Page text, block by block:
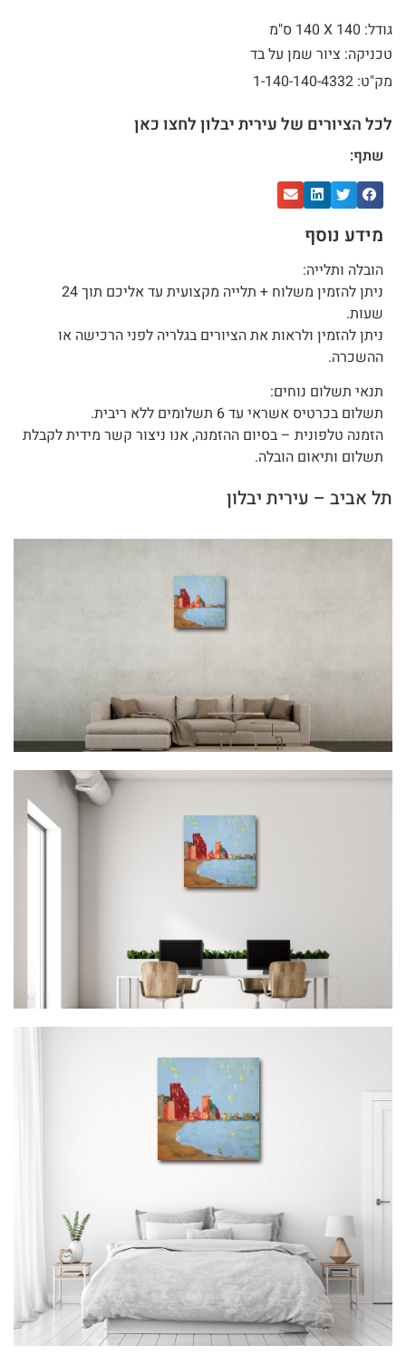
גודל: 140 X
140 ס"מ
טכניקה: ציור שמן על בד
מק"ט: 1-140-140-4332
לכל הציורים של עירית יבלון לחצו כאן
שתף:
מידע נוסף
הובלה ותלייה:
ניתן להזמין משלוח + תלייה מקצועית עד אליכם תוך 24
שעות.
ניתן להזמין ולראות את הציורים בגלריה לפני הרכישה או
ההשכרה.
תנאי תשלום נוחים:
תשלום בכרטיס אשראי עד 6 תשלומים ללא ריבית.
הזמנה טלפונית – בסיום ההזמנה, אנו ניצור קשר מידית לקבלת
תשלום ותיאום הובלה.
תל אביב – עירית יבלון